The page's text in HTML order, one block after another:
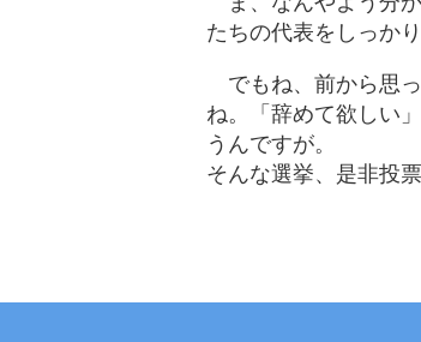
たちの代表をしっか
でもね、前から思
ね。「辞めて欲しい
うんですが。
そんな選挙、是非投